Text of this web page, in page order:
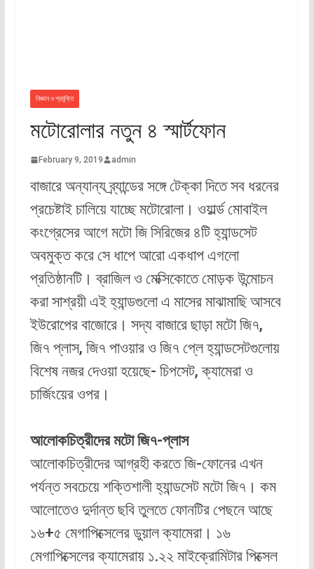
বিজ্ঞান ও প্রযুক্তি
মটোরোলার নতুন ৪ স্মার্টফোন
February 9, 2019 admin
বাজারে অন্যান্য ব্র্যান্ডের সঙ্গে টেক্কা দিতে সব ধরনের
প্রচেষ্টাই চালিয়ে যাচ্ছে মটোরোলা। ওয়ার্ল্ড মোবাইল
কংগ্রেসের আগে মটো জি সিরিজের ৪টি হ্যান্ডসেট
অবমুক্ত করে সে ধাপে আরো একধাপ এগলো
প্রতিষ্ঠানটি। ব্রাজিল ও মেক্সিকোতে মোড়ক ‍উন্মোচন
করা সাশ্রয়ী এই হ্যান্ডগুলো এ মাসের মাঝামাছি আসবে
ইউরোপের বাজোরে। সদ্য বাজারে ছাড়া মটো জি৭,
জি৭ প্লাস, জি৭ পাওয়ার ও জি৭ প্লে হ্যান্ডসেটগুলোয়
বিশেষ নজর দেওয়া হয়েছে- চিপসেট, ক্যামেরা ও
চার্জিংয়ের ওপর।
আলোকচিত্রীদের মটো জি৭-প্লাস
আলোকচিত্রীদের আগ্রহী করতে জি-ফোনের এখন
পর্যন্ত সবচেয়ে শক্তিশালী হ্যান্ডসেট মটো জি৭। কম
আলোতেও দুর্দান্ত ছবি তুলতে ফোনটির পেছনে আছে
১৬+৫ মেগাপিক্সেলের ডুয়াল ক্যামেরা। ১৬
মেগাপিক্সেলের ক্যামেরায় ১.২২ মাইক্রোমিটার পিক্সেল